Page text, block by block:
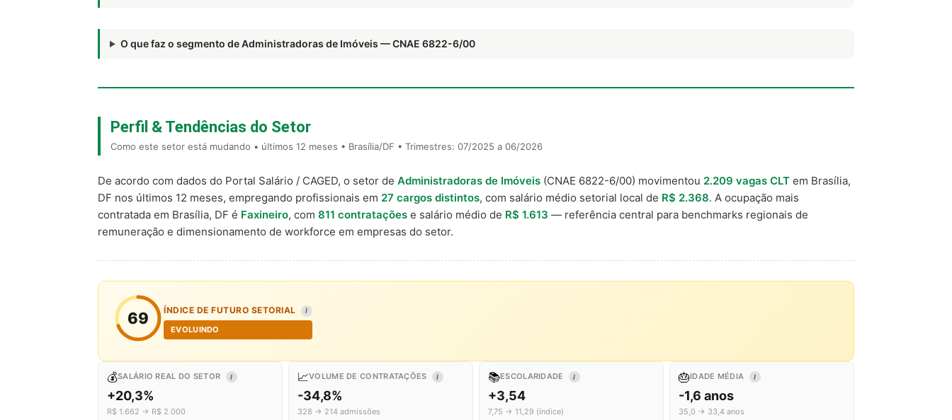
O que faz o segmento de Administradoras de Imóveis — CNAE 6822-6/00
Perfil & Tendências do Setor
Como este setor está mudando • últimos 12 meses • Brasília/DF • Trimestres: 07/2025 a 06/2026
De acordo com dados do Portal Salário / CAGED, o setor de Administradoras de Imóveis (CNAE 6822-6/00) movimentou 2.209 vagas CLT em Brasília,
DF nos últimos 12 meses, empregando profissionais em 27 cargos distintos, com salário médio setorial local de R$ 2.368. A ocupação mais
contratada em Brasília, DF é Faxineiro, com 811 contratações e salário médio de R$ 1.613 — referência central para benchmarks regionais de
remuneração e dimensionamento de workforce em empresas do setor.
69 ÍNDICE DE FUTURO SETORIAL I
EVOLUINDO
💰SALÁRIO REAL DO SETOR I
+20,3%
R$ 1.662 → R$ 2.000
📈VOLUME DE CONTRATAÇÕES I
-34,8%
328 → 214 admissões
📚ESCOLARIDADE I
+3,54
7,75 → 11,29 (índice)
🎂IDADE MÉDIA I
-1,6 anos
35,0 → 33,4 anos